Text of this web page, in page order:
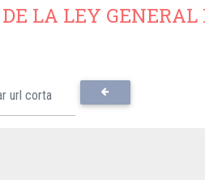
LA LEY GENERAL